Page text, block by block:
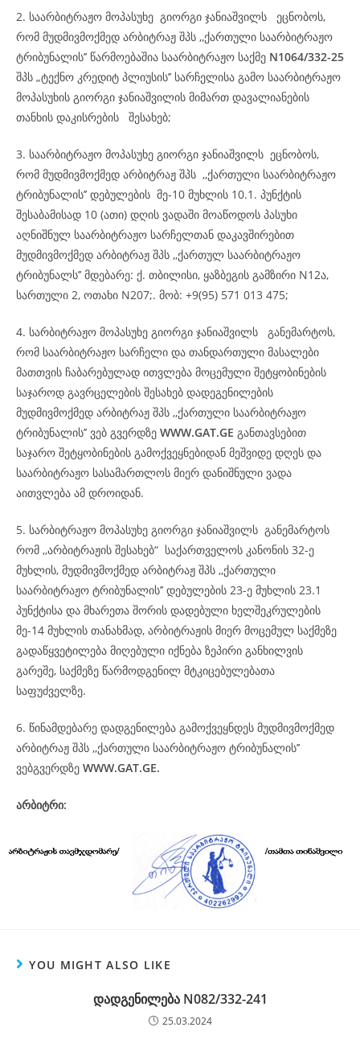
2. საარბიტრაჟო მოპასუხე გიორგი ჯანიაშვილს ეცნობოს,
რომ მუდმივმოქმედ არბიტრაჟ შპს ,,ქართული საარბიტრაჟო
ტრიბუნალის’’ წარმოებაშია საარბიტრაჟო საქმე N1064/332-25
შპს „ტექნო კრედიტ პლიუსის’’ სარჩელისა გამო საარბიტრაჟო
მოპასუხის გიორგი ჯანიაშვილის მიმართ დავალიანების
თანხის დაკისრების შესახებ;
3. საარბიტრაჟო მოპასუხე გიორგი ჯანიაშვილს ეცნობოს,
რომ მუდმივმოქმედ არბიტრაჟ შპს ,,ქართული საარბიტრაჟო
ტრიბუნალის’’ დებულების მე-10 მუხლის 10.1. პუნქტის
შესაბამისად 10 (ათი) დღის ვადაში მოაწოდოს პასუხი
აღნიშნულ საარბიტრაჟო სარჩელთან დაკავშირებით
მუდმივმოქმედ არბიტრაჟ შპს ,,ქართულ საარბიტრაჟო
ტრიბუნალს’’ მდებარე: ქ. თბილისი, ყაზბეგის გამზირი N12ა,
სართული 2, ოთახი N207;. მობ: +9(95) 571 013 475;
4. სარბიტრაჟო მოპასუხე გიორგი ჯანიაშვილს განემარტოს,
რომ საარბიტრაჟო სარჩელი და თანდართული მასალები
მათთვის ჩაბარებულად ითვლება მოცემული შეტყობინების
საჯაროდ გავრცელების შესახებ დადეგენილების
მუდმივმოქმედ არბიტრაჟ შპს ,,ქართული საარბიტრაჟო
ტრიბუნალის’’ ვებ გვერდზე WWW.GAT.GE განთავსებით
საჯარო შეტყობინების გამოქვეყნებიდან მეშვიდე დღეს და
საარბიტრაჟო სასამართლოს მიერ დანიშნული ვადა
აითვლება ამ დროიდან.
5. სარბიტრაჟო მოპასუხე გიორგი ჯანიაშვილს განემარტოს
რომ ,,არბიტრაჟის შესახებ“ საქართველოს კანონის 32-ე
მუხლის, მუდმივმოქმედ არბიტრაჟ შპს ,,ქართული
საარბიტრაჟო ტრიბუნალის’’ დებულების 23-ე მუხლის 23.1
პუნქტისა და მხარეთა შორის დადებული ხელშეკრულების
მე-14 მუხლის თანახმად, არბიტრაჟის მიერ მოცემულ საქმეზე
გადაწყვეტილება მიღებული იქნება ზეპირი განხილვის
გარეშე, საქმეზე წარმოდგენილ მტკიცებულებათა
საფუძველზე.
6. წინამდებარე დადგენილება გამოქვეყნდეს მუდმივმოქმედ
არბიტრაჟ შპს ,,ქართული საარბიტრაჟო ტრიბუნალის’’
ვებგვერდზე WWW.GAT.GE.
არბიტრი:
YOU MIGHT ALSO LIKE
დადგენილება N082/332-241
25.03.2024